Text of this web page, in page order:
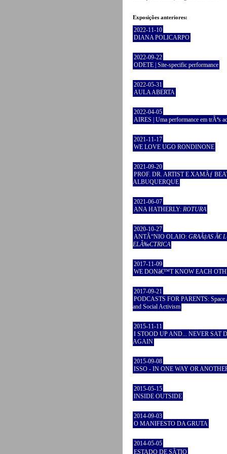
Exposições anteriores:
2022-11-10
DIANA POLICARPO
2022-09-22
ODETE | Site-specific performance
2022-05-31
AULA ABERTA
2022-04-05
AIRES | Uma performance em trÃªs
2021-11-17
WE LOVE UGO RONDINONE
2021-09-20
PROF. DR. ARTIST E XAMÃƒ
ALBUQUERQUE
2021-06-07
ANA HATHERLY: ROTURA
2020-10-27
ANTÃ“NIO OLAIO: GRAÃ‡AS Ã€
ELÃ‰CTRICA
2017-11-09
WE DONâ€™T KNOW EACH
2017-09-21
PODCASTS FOR PARENTS: Space
and Social Activism
2015-11-11
I STOOD UP AND... NEVER SAT
AGAIN
2015-09-08
ISSO - IN ONE WAY OR
2015-05-15
INSIDE OUTSIDE
2014-09-03
O MANIFESTO DA GRUTA
2014-05-05
ESTADO DE SÃTIO